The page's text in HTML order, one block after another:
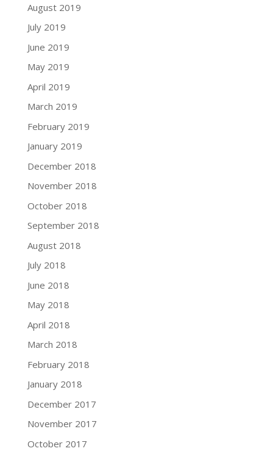
August 2019
July 2019
June 2019
May 2019
April 2019
March 2019
February 2019
January 2019
December 2018
November 2018
October 2018
September 2018
August 2018
July 2018
June 2018
May 2018
April 2018
March 2018
February 2018
January 2018
December 2017
November 2017
October 2017